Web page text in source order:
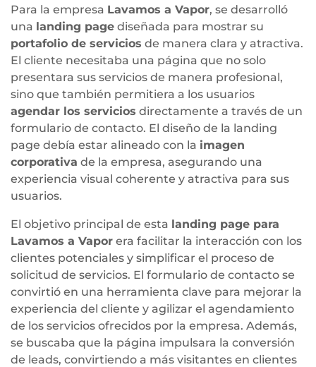
Para la empresa Lavamos a Vapor, se desarrolló
una landing page diseñada para mostrar su
portafolio de servicios de manera clara y atractiva.
El cliente necesitaba una página que no solo
presentara sus servicios de manera profesional,
sino que también permitiera a los usuarios
agendar los servicios directamente a través de un
formulario de contacto. El diseño de la landing
page debía estar alineado con la imagen
corporativa de la empresa, asegurando una
experiencia visual coherente y atractiva para sus
usuarios.
El objetivo principal de esta landing page para
Lavamos a Vapor era facilitar la interacción con los
clientes potenciales y simplificar el proceso de
solicitud de servicios. El formulario de contacto se
convirtió en una herramienta clave para mejorar la
experiencia del cliente y agilizar el agendamiento
de los servicios ofrecidos por la empresa. Además,
se buscaba que la página impulsara la conversión
de leads, convirtiendo a más visitantes en clientes